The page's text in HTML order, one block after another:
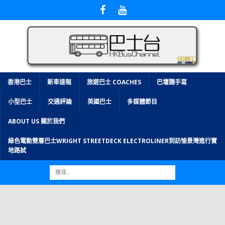
香港巴士 新車速報 旅遊巴士 COACHES 巴壇隨手寫
小型巴士 交通評論 英國巴士 多媒體節目
ABOUT US 關於我們
綠色電動雙層巴士WRIGHT STREETDECK ELECTROLINER到訪愉景灣進行實
地路試